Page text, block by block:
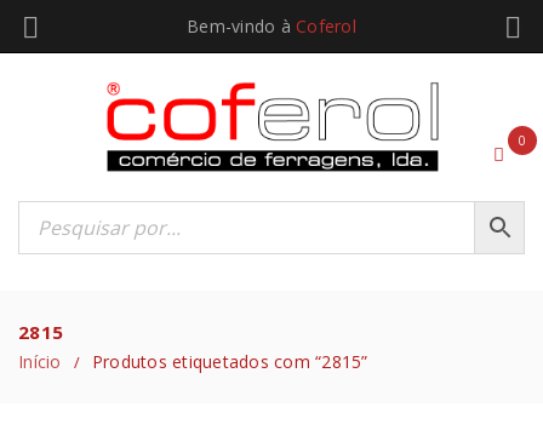
Bem-vindo à Coferol
0
2815
Início / Produtos etiquetados com “2815”